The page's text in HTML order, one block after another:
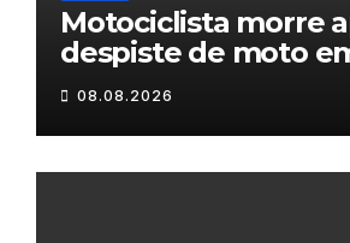
Motociclista morre
despiste de moto
08.08.2026